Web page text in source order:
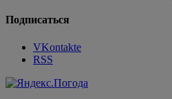
Подписаться
VKontakte
RSS